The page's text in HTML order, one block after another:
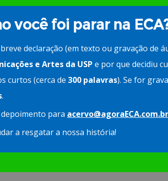
você foi parar na
breve declaração (em texto ou gravação de
e Artes da USP e por que decidiu
curtos (cerca de 300 palavras). Se for
.
depoimento para acervo@agoraECA.com.br
a resgatar a nossa história!